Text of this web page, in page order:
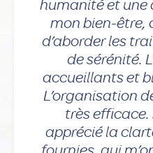
humanité et une
mon bien-être,
d’aborder les
de sérénité.
accueillants et
L’organisation
très efficace.
apprécié la